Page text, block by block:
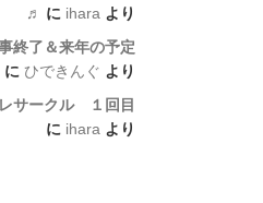
♬
に ihara より
終了＆来年の予定
に ひできんぐ より
サークル １回目
に ihara より